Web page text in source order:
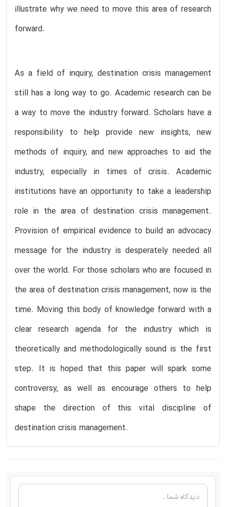
illustrate why we need to move this area of research
forward.
As a field of inquiry, destination crisis management
still has a long way to go. Academic research can be
a way to move the industry forward. Scholars have a
responsibility to help provide new insights, new
methods of inquiry, and new approaches to aid the
industry, especially in times of crisis. Academic
institutions have an opportunity to take a leadership
role in the area of destination crisis management.
Provision of empirical evidence to build an advocacy
message for the industry is desperately needed all
over the world. For those scholars who are focused in
the area of destination crisis management, now is the
time. Moving this body of knowledge forward with a
clear research agenda for the industry which is
theoretically and methodologically sound is the first
step. It is hoped that this paper will spark some
controversy, as well as encourage others to help
shape the direction of this vital discipline of
destination crisis management.